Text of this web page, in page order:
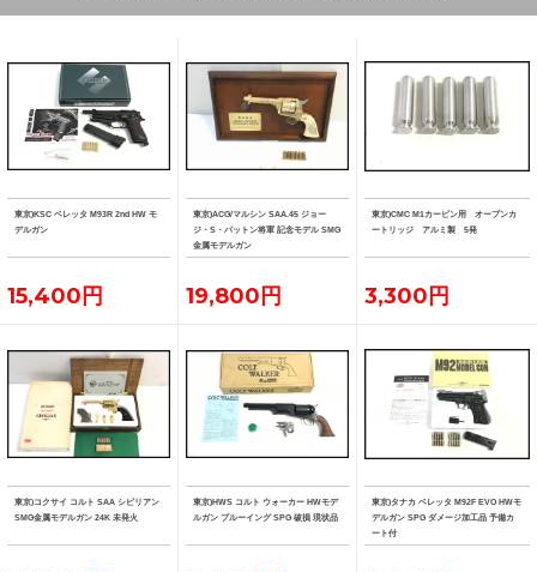
東京)KSC ベレッタ M93R 2nd HW モ
デルガン
15,400円
東京)ACG/マルシン SAA.45 ジョー
ジ・S・パットン将軍 記念モデル SMG
金属モデルガン
19,800円
東京)CMC M1カービン用 オープンカ
ートリッジ アルミ製 5発
3,300円
東京)コクサイ コルト SAA シビリアン
SMG金属モデルガン 24K 未発火
東京)HWS コルト ウォーカー HWモデ
ルガン ブルーイング SPG 破損 現状品
東京)タナカ ベレッタ M92F EVO HWモ
デルガン SPG ダメージ加工品 予備カ
ート付